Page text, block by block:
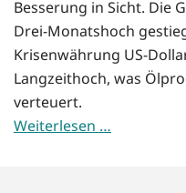
Besserung in Sicht. Die
Drei-Monatshoch
Krisenwährung US-
Langzeithoch, was
verteuert.
Weiterlesen …